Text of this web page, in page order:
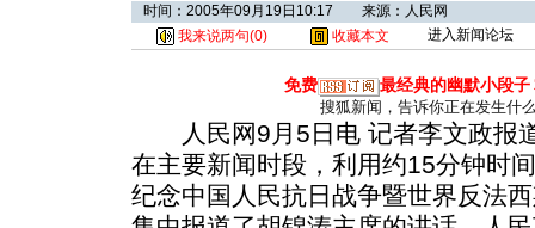
时间：2005年09月19日10:17 来源：人民网
我来说两句(0) 收藏本文 进入新闻论坛
免费 最经典的幽默小段子
搜狐新闻，告诉你正在发生什
人民网9月5日电 记者李文政报
在主要新闻时段，利用约15分钟时
纪念中国人民抗日战争暨世界反法